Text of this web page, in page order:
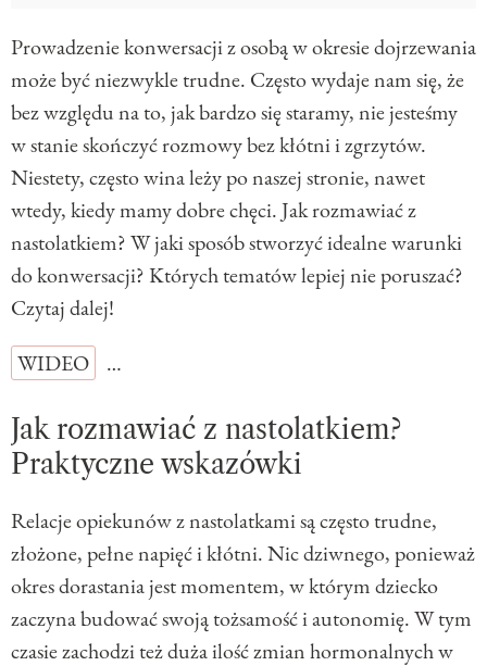
Prowadzenie konwersacji z osobą w okresie dojrzewania
może być niezwykle trudne. Często wydaje nam się, że
bez względu na to, jak bardzo się staramy, nie jesteśmy
w stanie skończyć rozmowy bez kłótni i zgrzytów.
Niestety, często wina leży po naszej stronie, nawet
wtedy, kiedy mamy dobre chęci. Jak rozmawiać z
nastolatkiem? W jaki sposób stworzyć idealne warunki
do konwersacji? Których tematów lepiej nie poruszać?
Czytaj dalej!
WIDEO
…
Jak rozmawiać z nastolatkiem?
Praktyczne wskazówki
Relacje opiekunów z nastolatkami są często trudne,
złożone, pełne napięć i kłótni. Nic dziwnego, ponieważ
okres dorastania jest momentem, w którym dziecko
zaczyna budować swoją tożsamość i autonomię. W tym
czasie zachodzi też duża ilość zmian hormonalnych w